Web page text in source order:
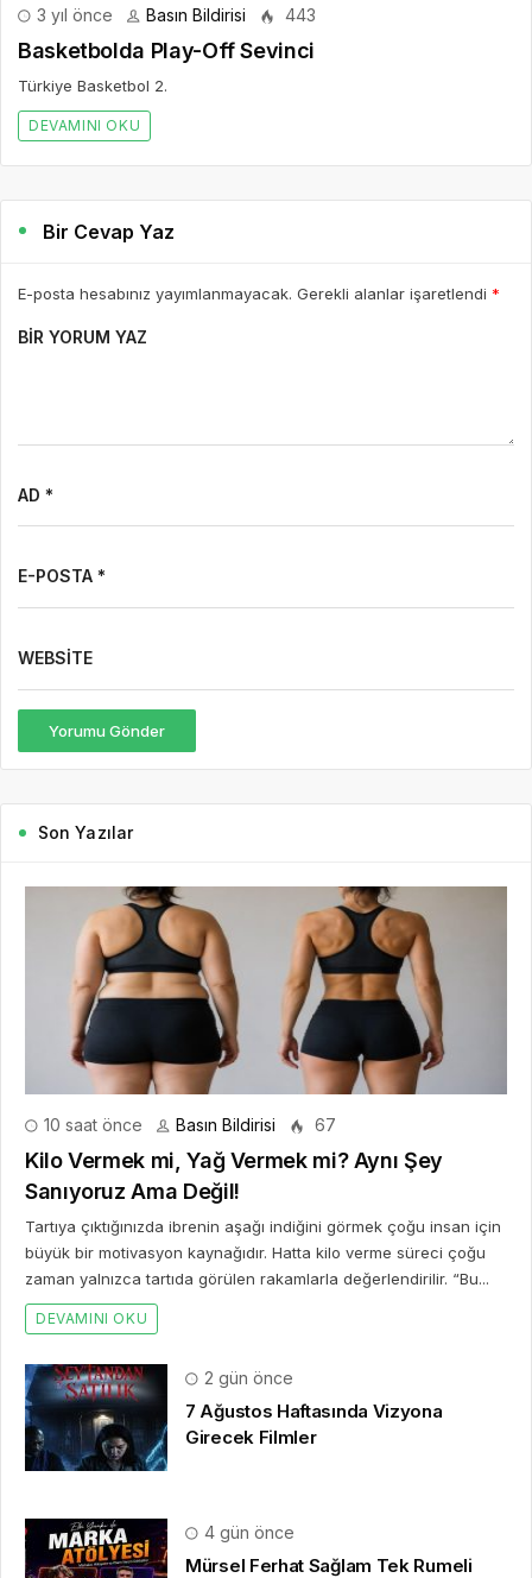
3 yıl önce Basın Bildirisi 443
Basketbolda Play-Off Sevinci
Türkiye Basketbol 2.
DEVAMINI OKU
Bir Cevap Yaz
E-posta hesabınız yayımlanmayacak. Gerekli alanlar işaretlendi *
BIR YORUM YAZ
AD *
E-POSTA *
WEBSITE
Yorumu Gönder
Son Yazılar
10 saat önce Basın Bildirisi 67
Kilo Vermek mi, Yağ Vermek mi? Aynı Şey
Sanıyoruz Ama Değil!
Tartıya çıktığınızda ibrenin aşağı indiğini görmek çoğu insan için
büyük bir motivasyon kaynağıdır. Hatta kilo verme süreci çoğu
zaman yalnızca tartıda görülen rakamlarla değerlendirilir. “Bu...
DEVAMINI OKU
2 gün önce
7 Ağustos Haftasında Vizyona
Girecek Filmler
4 gün önce
Mürsel Ferhat Sağlam Tek Rumeli